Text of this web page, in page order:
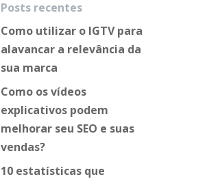
Posts recentes
Como utilizar o IGTV para
alavancar a relevância da
sua marca
Como os vídeos
explicativos podem
melhorar seu SEO e suas
vendas?
10 estatísticas que